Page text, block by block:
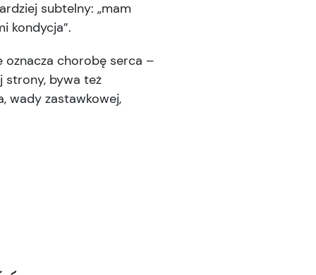
subtelny: „mam
kondycja”.
oznacza chorobę serca –
strony, bywa też
wady zastawkowej,